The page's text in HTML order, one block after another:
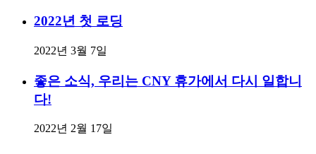
2022년 첫 로딩
2022년 3월 7일
좋은 소식, 우리는 CNY 휴가에서 다시 일합니
다!
2022년 2월 17일